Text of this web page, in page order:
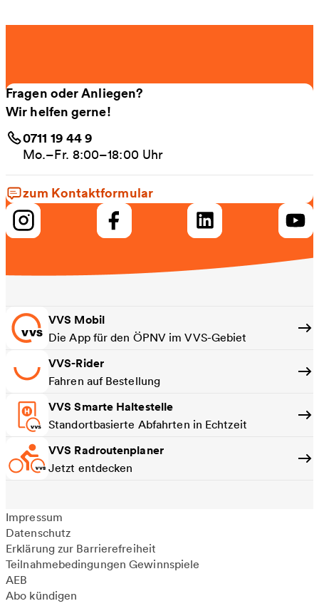
Fragen oder Anliegen?
Wir helfen gerne!
0711 19 44 9
Mo.–Fr. 8:00–18:00 Uhr
zum Kontaktformular
VVS Mobil
Die App für den ÖPNV im VVS-Gebiet
VVS-Rider
Fahren auf Bestellung
VVS Smarte Haltestelle
Standortbasierte Abfahrten in Echtzeit
VVS Radroutenplaner
Jetzt entdecken
Impressum
Datenschutz
Erklärung zur Barrierefreiheit
Teilnahmebedingungen Gewinnspiele
AEB
Abo kündigen